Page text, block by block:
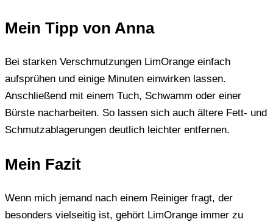
Mein Tipp von Anna
Bei starken Verschmutzungen LimOrange einfach
aufsprühen und einige Minuten einwirken lassen.
Anschließend mit einem Tuch, Schwamm oder einer
Bürste nacharbeiten. So lassen sich auch ältere Fett- und
Schmutzablagerungen deutlich leichter entfernen.
Mein Fazit
Wenn mich jemand nach einem Reiniger fragt, der
besonders vielseitig ist, gehört LimOrange immer zu